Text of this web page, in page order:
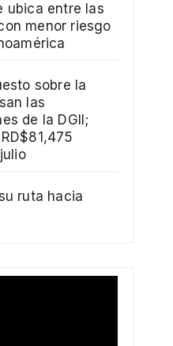
ubica entre las
menor riesgo
sobre la
las
de la DGII;
ruta hacia